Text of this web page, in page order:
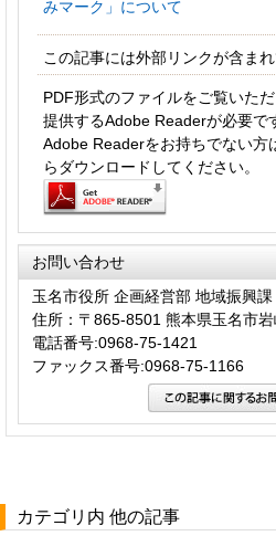
みマーク」について
この記事には外部リンクが含まれ
PDF形式のファイルをご覧いた
提供するAdobe Readerが必要で
Adobe Readerをお持ちでない方
らダウンロードしてください。
お問い合わせ
玉名市役所 企画経営部 地域振興課
住所：〒865-8501 熊本県玉名市
電話番号:0968-75-1421
ファックス番号:0968-75-1166
カテゴリ内 他の記事